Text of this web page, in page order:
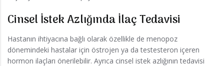
Cinsel İstek Azlığında İlaç Tedavisi
Hastanın ihtiyacına bağlı olarak özellikle de menopoz
dönemindeki hastalar için östrojen ya da testesteron içeren
hormon ilaçları önerilebilir. Ayrıca cinsel istek azlığının tedavisi